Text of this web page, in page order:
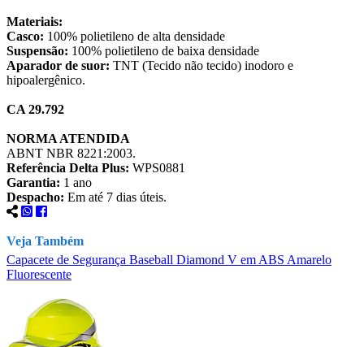
Materiais:
Casco: 100% polietileno de alta densidade
Suspensão: 100% polietileno de baixa densidade
Aparador de suor: TNT (Tecido não tecido) inodoro e
hipoalergênico.
CA 29.792
NORMA ATENDIDA
ABNT NBR 8221:2003.
Referência Delta Plus: WPS0881
Garantia: 1 ano
Despacho: Em até 7 dias úteis.
Veja Também
Capacete de Segurança Baseball Diamond V em ABS Amarelo
Fluorescente